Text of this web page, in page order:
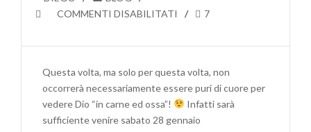
COMMENTI DISABILITATI
SU
SPETTACOLO
OH
DIO
MIO!
DI
7
Questa volta, ma solo per questa volta, non
occorrerà necessariamente essere puri di cuore per
vedere Dio “in carne ed ossa”!
Infatti sarà
sufficiente venire sabato 28 gennaio